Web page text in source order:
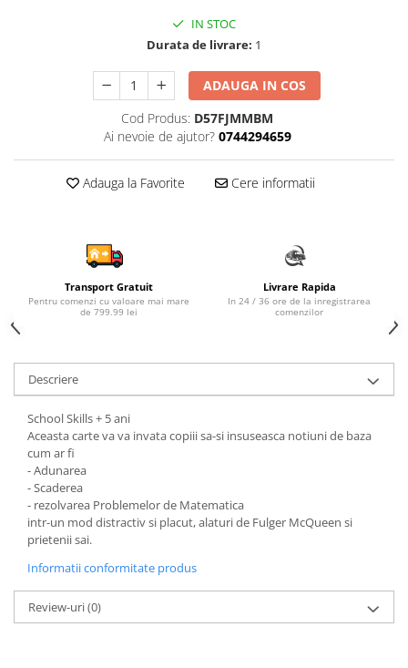
Aspiratoare nazale si accesorii
Cadite bebe si accesorii baie
Creme si lotiuni de corp copii
Olite si reductoare WC
Sampon si balsam copii
Sapun & Gel de dus copii
Tampoane pentru San
Ateliere si bancuri de lucru
Bucatarii copii
Carucioare papusi si accesorii
Cuburi si caramizi
jucarie
Figurine
Frumusete, bijuterii si accesorii
fetite
Instrumente muzicale de jucarie
Jucarii de plus
Masinute
IN STOC
Durata de livrare: 1
ADAUGA IN COS
Cod Produs: D57FJMMBM
Ai nevoie de ajutor? 0744294659
Adauga la Favorite Cere informatii
Transport Gratuit
Pentru comenzi cu valoare mai mare
de 799.99 lei
Livrare Rapida
In 24 / 36 ore de la inregistrarea
comenzilor
Descriere
School Skills + 5 ani
Aceasta carte va va invata copiii sa-si insuseasca notiuni de baza
cum ar fi
- Adunarea
- Scaderea
- rezolvarea Problemelor de Matematica
intr-un mod distractiv si placut, alaturi de Fulger McQueen si
prietenii sai.
Informatii conformitate produs
Review-uri(0)